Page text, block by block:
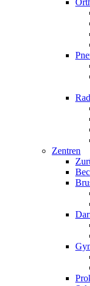
Zentren